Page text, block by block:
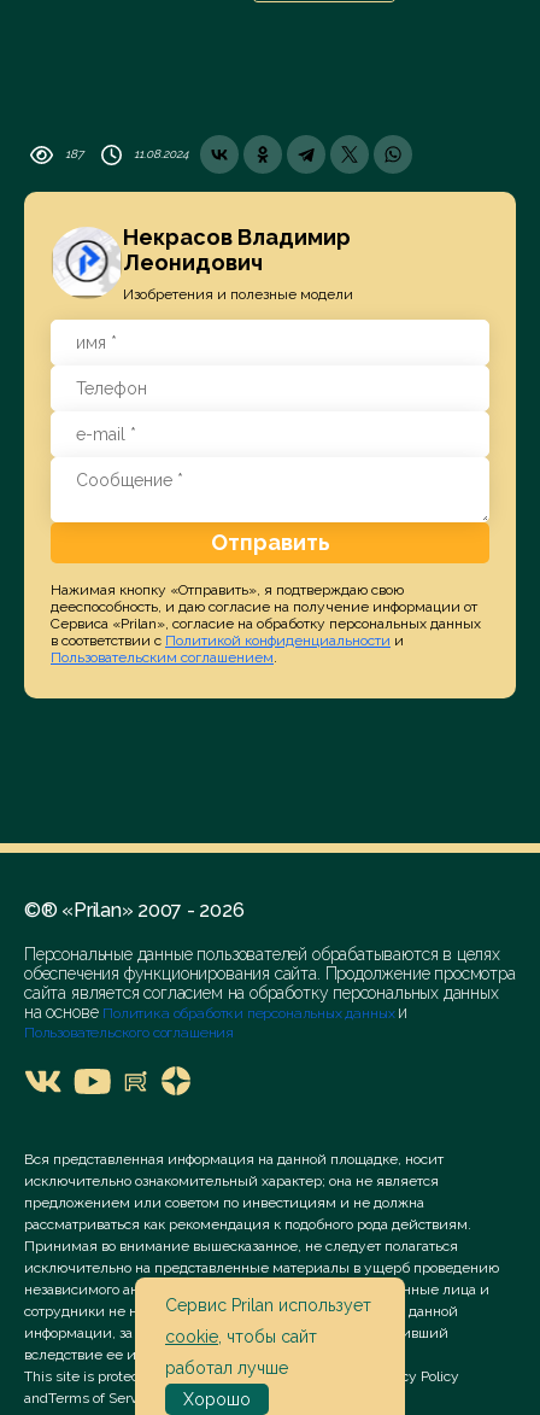
187 11.08.2024
Некрасов Владимир
Леонидович
Изобретения и полезные модели
Отправить
Нажимая кнопку «Отправить», я подтверждаю свою
дееспособность, и даю согласие на получение информации от
Сервиса «Prilan», согласие на обработку персональных данных
в соответствии с Политикой конфиденциальности и
Пользовательским соглашением.
©® «Prilan» 2007 - 2026
Персональные данные пользователей обрабатываются в целях
обеспечения функционирования сайта. Продолжение просмотра
сайта является согласием на обработку персональных данных
на основе Политика обработки персональных данных и
Пользовательского соглашения
Вся представленная информация на данной площадке, носит
исключительно ознакомительный характер; она не является
предложением или советом по инвестициям и не должна
рассматриваться как рекомендация к подобного рода действиям.
Принимая во внимание вышесказанное, не следует полагаться
исключительно на представленные материалы в ущерб проведению
независимого анализа. Сервис «Prilan» его аффилированные лица и
сотрудники не несут ответственности за использование данной
информации, за прямой или косвенный ущерб, наступивший
вследствие ее использования.
This site is protected by reCAPTCHA and the Google
Privacy Policy
andTerms of Service apply.
Сервис Prilan использует
cookie , чтобы сайт
работал лучше
Хорошо